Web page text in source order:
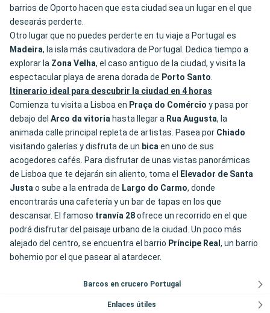
barrios de Oporto hacen que esta ciudad sea un lugar en el que
desearás perderte.
Otro lugar que no puedes perderte en tu viaje a Portugal es
Madeira, la isla más cautivadora de Portugal. Dedica tiempo a
explorar la Zona Velha, el caso antiguo de la ciudad, y visita la
espectacular playa de arena dorada de Porto Santo.
Itinerario ideal para descubrir la ciudad en 4 horas
Comienza tu visita a Lisboa en Praça do Comércio y pasa por
debajo del Arco da vitoria hasta llegar a RuaAugusta, la
animada calle principal repleta de artistas. Pasea por Chiado
visitando galerías y disfruta de un bicaen uno de sus
acogedores cafés. Para disfrutar de unas vistas panorámicas
de Lisboa que te dejarán sin aliento, toma el
Elevador de Santa
Justao sube a la entrada de Largo do Carmo, donde
encontrarás una cafetería y un bar de tapas en los que
descansar. El famoso tranvía 28ofrece un recorrido en el que
podrá disfrutar del paisaje urbano de la ciudad. Un poco más
alejado del centro, se encuentra el barrio Príncipe Real , un barrio
bohemio por el que pasear al atardecer.
Barcos en crucero Portugal
Enlaces útiles